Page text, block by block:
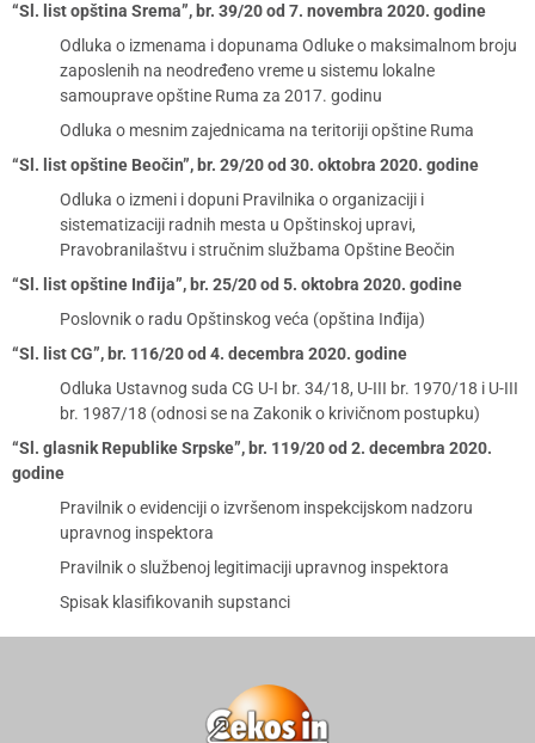
“Sl. list opština Srema”, br. 39/20 od 7. novembra 2020. godine
Odluka o izmenama i dopunama Odluke o maksimalnom broju
zaposlenih na neodređeno vreme u sistemu lokalne
samouprave opštine Ruma za 2017. godinu
Odluka o mesnim zajednicama na teritoriji opštine Ruma
“Sl. list opštine Beočin”, br. 29/20 od 30. oktobra 2020. godine
Odluka o izmeni i dopuni Pravilnika o organizaciji i
sistematizaciji radnih mesta u Opštinskoj upravi,
Pravobranilaštvu i stručnim službama Opštine Beočin
“Sl. list opštine Inđija”, br. 25/20 od 5. oktobra 2020. godine
Poslovnik o radu Opštinskog veća (opština Inđija)
“Sl. list CG”, br. 116/20 od 4. decembra 2020. godine
Odluka Ustavnog suda CG U-I br. 34/18, U-III br. 1970/18 i U-III
br. 1987/18 (odnosi se na Zakonik o krivičnom postupku)
“Sl. glasnik Republike Srpske”, br. 119/20 od 2. decembra 2020.
godine
Pravilnik o evidenciji o izvršenom inspekcijskom nadzoru
upravnog inspektora
Pravilnik o službenoj legitimaciji upravnog inspektora
Spisak klasifikovanih supstanci